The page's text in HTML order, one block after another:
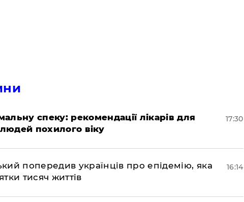
спеку: рекомендації лікарів для
похилого віку
17:30
попередив українців про епідемію, яка
тисяч життів
16:14